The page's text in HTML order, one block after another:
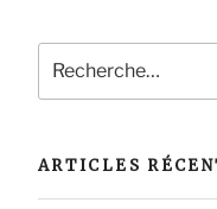
pour
:
ARTICLES